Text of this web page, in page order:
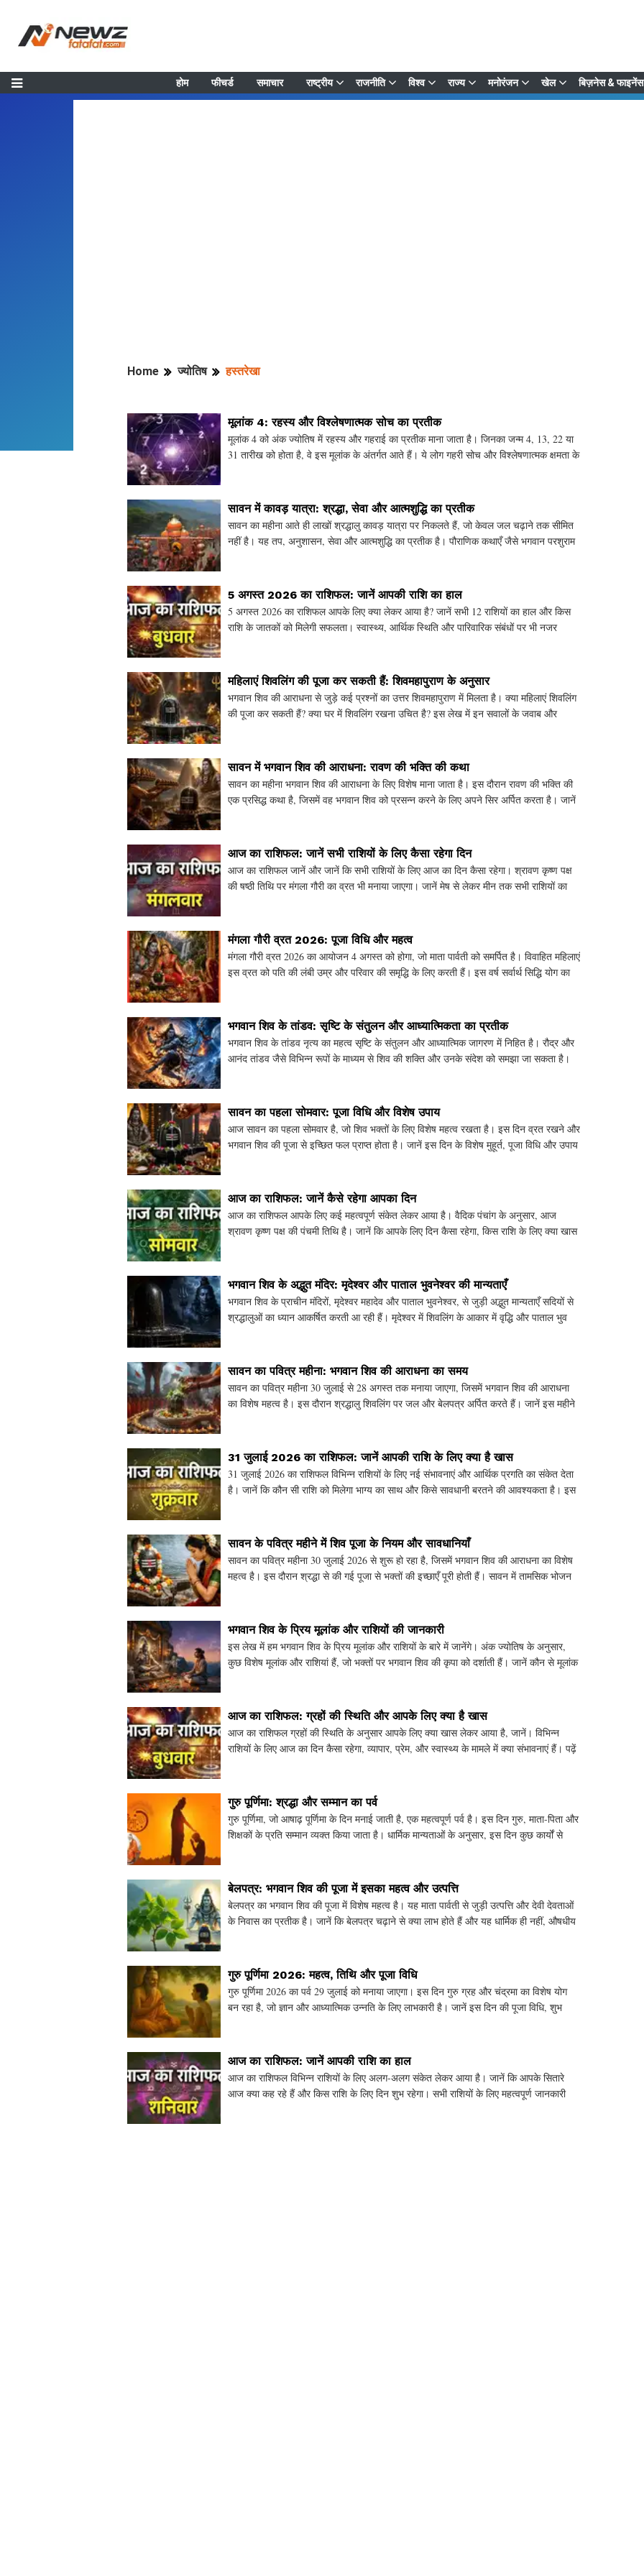
होम फीचर्ड समाचार राष्ट्रीय राजनीति विश्व राज्य मनोरंजन खेल बिज़नेस & फाइनेंस
Home ज्योतिष हस्तरेखा
मूलांक 4: रहस्य और विश्लेषणात्मक सोच का प्रतीक
मूलांक 4 को अंक ज्योतिष में रहस्य और गहराई का प्रतीक माना जाता है। जिनका जन्म 4, 13, 22 या
31 तारीख को होता है, वे इस मूलांक के अंतर्गत आते हैं। ये लोग गहरी सोच और विश्लेषणात्मक क्षमता के
सावन में कावड़ यात्रा: श्रद्धा, सेवा और आत्मशुद्धि का प्रतीक
सावन का महीना आते ही लाखों श्रद्धालु कावड़ यात्रा पर निकलते हैं, जो केवल जल चढ़ाने तक सीमित
नहीं है। यह तप, अनुशासन, सेवा और आत्मशुद्धि का प्रतीक है। पौराणिक कथाएँ जैसे भगवान परशुराम
5 अगस्त 2026 का राशिफल: जानें आपकी राशि का हाल
5 अगस्त 2026 का राशिफल आपके लिए क्या लेकर आया है? जानें सभी 12 राशियों का हाल और किस
राशि के जातकों को मिलेगी सफलता। स्वास्थ्य, आर्थिक स्थिति और पारिवारिक संबंधों पर भी नजर
महिलाएं शिवलिंग की पूजा कर सकती हैं: शिवमहापुराण के अनुसार
भगवान शिव की आराधना से जुड़े कई प्रश्नों का उत्तर शिवमहापुराण में मिलता है। क्या महिलाएं शिवलिंग
की पूजा कर सकती हैं? क्या घर में शिवलिंग रखना उचित है? इस लेख में इन सवालों के जवाब और
सावन में भगवान शिव की आराधना: रावण की भक्ति की कथा
सावन का महीना भगवान शिव की आराधना के लिए विशेष माना जाता है। इस दौरान रावण की भक्ति की
एक प्रसिद्ध कथा है, जिसमें वह भगवान शिव को प्रसन्न करने के लिए अपने सिर अर्पित करता है। जानें
आज का राशिफल: जानें सभी राशियों के लिए कैसा रहेगा दिन
आज का राशिफल जानें और जानें कि सभी राशियों के लिए आज का दिन कैसा रहेगा। श्रावण कृष्ण पक्ष
की षष्ठी तिथि पर मंगला गौरी का व्रत भी मनाया जाएगा। जानें मेष से लेकर मीन तक सभी राशियों का
मंगला गौरी व्रत 2026: पूजा विधि और महत्व
मंगला गौरी व्रत 2026 का आयोजन 4 अगस्त को होगा, जो माता पार्वती को समर्पित है। विवाहित महिलाएं
इस व्रत को पति की लंबी उम्र और परिवार की समृद्धि के लिए करती हैं। इस वर्ष सर्वार्थ सिद्धि योग का
भगवान शिव के तांडव: सृष्टि के संतुलन और आध्यात्मिकता का प्रतीक
भगवान शिव के तांडव नृत्य का महत्व सृष्टि के संतुलन और आध्यात्मिक जागरण में निहित है। रौद्र और
आनंद तांडव जैसे विभिन्न रूपों के माध्यम से शिव की शक्ति और उनके संदेश को समझा जा सकता है।
सावन का पहला सोमवार: पूजा विधि और विशेष उपाय
आज सावन का पहला सोमवार है, जो शिव भक्तों के लिए विशेष महत्व रखता है। इस दिन व्रत रखने और
भगवान शिव की पूजा से इच्छित फल प्राप्त होता है। जानें इस दिन के विशेष मुहूर्त, पूजा विधि और उपाय
आज का राशिफल: जानें कैसे रहेगा आपका दिन
आज का राशिफल आपके लिए कई महत्वपूर्ण संकेत लेकर आया है। वैदिक पंचांग के अनुसार, आज
श्रावण कृष्ण पक्ष की पंचमी तिथि है। जानें कि आपके लिए दिन कैसा रहेगा, किस राशि के लिए क्या खास
भगवान शिव के अद्भुत मंदिर: मृदेश्वर और पाताल भुवनेश्वर की मान्यताएँ
भगवान शिव के प्राचीन मंदिरों, मृदेश्वर महादेव और पाताल भुवनेश्वर, से जुड़ी अद्भुत मान्यताएँ सदियों से
श्रद्धालुओं का ध्यान आकर्षित करती आ रही हैं। मृदेश्वर में शिवलिंग के आकार में वृद्धि और पाताल भुव
सावन का पवित्र महीना: भगवान शिव की आराधना का समय
सावन का पवित्र महीना 30 जुलाई से 28 अगस्त तक मनाया जाएगा, जिसमें भगवान शिव की आराधना
का विशेष महत्व है। इस दौरान श्रद्धालु शिवलिंग पर जल और बेलपत्र अर्पित करते हैं। जानें इस महीने
31 जुलाई 2026 का राशिफल: जानें आपकी राशि के लिए क्या है खास
31 जुलाई 2026 का राशिफल विभिन्न राशियों के लिए नई संभावनाएं और आर्थिक प्रगति का संकेत देता
है। जानें कि कौन सी राशि को मिलेगा भाग्य का साथ और किसे सावधानी बरतने की आवश्यकता है। इस
सावन के पवित्र महीने में शिव पूजा के नियम और सावधानियाँ
सावन का पवित्र महीना 30 जुलाई 2026 से शुरू हो रहा है, जिसमें भगवान शिव की आराधना का विशेष
महत्व है। इस दौरान श्रद्धा से की गई पूजा से भक्तों की इच्छाएँ पूरी होती हैं। सावन में तामसिक भोजन
भगवान शिव के प्रिय मूलांक और राशियों की जानकारी
इस लेख में हम भगवान शिव के प्रिय मूलांक और राशियों के बारे में जानेंगे। अंक ज्योतिष के अनुसार,
कुछ विशेष मूलांक और राशियां हैं, जो भक्तों पर भगवान शिव की कृपा को दर्शाती हैं। जानें कौन से मूलांक
आज का राशिफल: ग्रहों की स्थिति और आपके लिए क्या है खास
आज का राशिफल ग्रहों की स्थिति के अनुसार आपके लिए क्या खास लेकर आया है, जानें। विभिन्न
राशियों के लिए आज का दिन कैसा रहेगा, व्यापार, प्रेम, और स्वास्थ्य के मामले में क्या संभावनाएं हैं। पढ़ें
गुरु पूर्णिमा: श्रद्धा और सम्मान का पर्व
गुरु पूर्णिमा, जो आषाढ़ पूर्णिमा के दिन मनाई जाती है, एक महत्वपूर्ण पर्व है। इस दिन गुरु, माता-पिता और
शिक्षकों के प्रति सम्मान व्यक्त किया जाता है। धार्मिक मान्यताओं के अनुसार, इस दिन कुछ कार्यों से
बेलपत्र: भगवान शिव की पूजा में इसका महत्व और उत्पत्ति
बेलपत्र का भगवान शिव की पूजा में विशेष महत्व है। यह माता पार्वती से जुड़ी उत्पत्ति और देवी देवताओं
के निवास का प्रतीक है। जानें कि बेलपत्र चढ़ाने से क्या लाभ होते हैं और यह धार्मिक ही नहीं, औषधीय
गुरु पूर्णिमा 2026: महत्व, तिथि और पूजा विधि
गुरु पूर्णिमा 2026 का पर्व 29 जुलाई को मनाया जाएगा। इस दिन गुरु ग्रह और चंद्रमा का विशेष योग
बन रहा है, जो ज्ञान और आध्यात्मिक उन्नति के लिए लाभकारी है। जानें इस दिन की पूजा विधि, शुभ
आज का राशिफल: जानें आपकी राशि का हाल
आज का राशिफल विभिन्न राशियों के लिए अलग-अलग संकेत लेकर आया है। जानें कि आपके सितारे
आज क्या कह रहे हैं और किस राशि के लिए दिन शुभ रहेगा। सभी राशियों के लिए महत्वपूर्ण जानकारी